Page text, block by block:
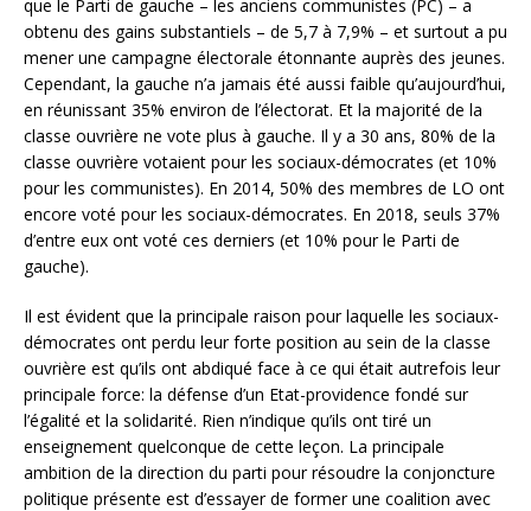
que le Parti de gauche – les anciens communistes (PC) – a
obtenu des gains substantiels – de 5,7 à 7,9% – et surtout a pu
mener une campagne électorale étonnante auprès des jeunes.
Cependant, la gauche n’a jamais été aussi faible qu’aujourd’hui,
en réunissant 35% environ de l’électorat. Et la majorité de la
classe ouvrière ne vote plus à gauche. Il y a 30 ans, 80% de la
classe ouvrière votaient pour les sociaux-démocrates (et 10%
pour les communistes). En 2014, 50% des membres de LO ont
encore voté pour les sociaux-démocrates. En 2018, seuls 37%
d’entre eux ont voté ces derniers (et 10% pour le Parti de
gauche).
Il est évident que la principale raison pour laquelle les sociaux-
démocrates ont perdu leur forte position au sein de la classe
ouvrière est qu’ils ont abdiqué face à ce qui était autrefois leur
principale force: la défense d’un Etat-providence fondé sur
l’égalité et la solidarité. Rien n’indique qu’ils ont tiré un
enseignement quelconque de cette leçon. La principale
ambition de la direction du parti pour résoudre la conjoncture
politique présente est d’essayer de former une coalition avec